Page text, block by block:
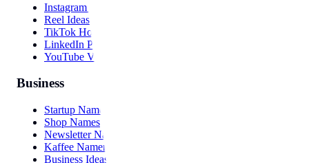
Instagram Bio
Reel Ideas
TikTok Hooks
LinkedIn Post
YouTube Video
Business
Startup Names
Shop Names
Newsletter Names
Kaffee Namen
Business Ideas